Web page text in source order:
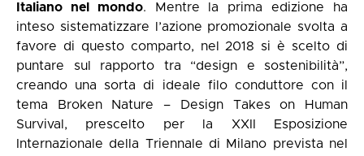
Italiano nel mondo. Mentre la prima edizione ha
inteso sistematizzare l’azione promozionale svolta a
favore di questo comparto, nel 2018 si è scelto di
puntare sul rapporto tra “design e sostenibilità”,
creando una sorta di ideale filo conduttore con il
tema Broken Nature – Design Takes on Human
Survival, prescelto per la XXII Esposizione
Internazionale della Triennale di Milano prevista nel